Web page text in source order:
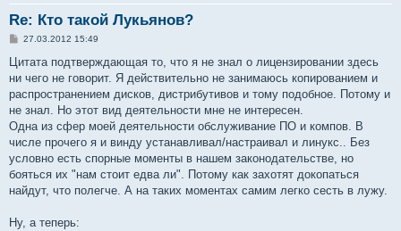
Re: Кто такой Лукьянов?
С
о
щ
е
и
е
27.03.2012 15:49
Цитата подтверждающая то, что я не знал о лицензировании здесь
ни чего не говорит. Я действительно не занимаюсь копированием и
распространением дисков, дистрибутивов и тому подобное. Потому и
не знал. Но этот вид деятельности мне не интересен.
Одна из сфер моей деятельности обслуживание ПО и компов. В
числе прочего я и винду устанавливал/настраивал и линукс.. Без
условно есть спорные моменты в нашем законодательстве, но
бояться их "нам стоит едва ли". Потому как захотят докопаться
найдут, что полегче. А на таких моментах самим легко сесть в лужу.
Ну, а теперь: